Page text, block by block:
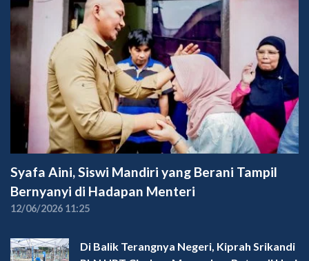
Syafa Aini, Siswi Mandiri yang Berani Tampil
Bernyanyi di Hadapan Menteri
12/06/2026 11:25
Di Balik Terangnya Negeri, Kiprah Srikandi